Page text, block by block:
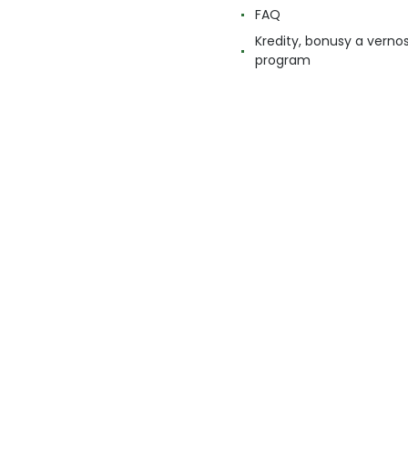
FAQ
Kredity, bonusy a
program